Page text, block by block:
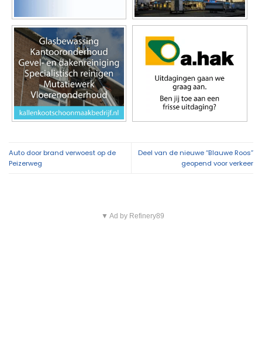
Auto door brand verwoest op de
Peizerweg
Deel van de nieuwe “Blauwe Roos”
geopend voor verkeer
▼ Ad by Refinery89